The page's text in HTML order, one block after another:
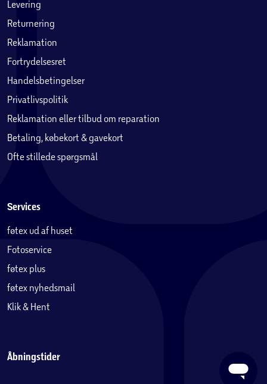
Levering
Returnering
Reklamation
Fortrydelsesret
Handelsbetingelser
Privatlivspolitik
Reklamation eller tilbud om reparation
Betaling, købekort & gavekort
Ofte stillede spørgsmål
Services
føtex ud af huset
Fotoservice
føtex plus
føtex nyhedsmail
Klik & Hent
Åbningstider